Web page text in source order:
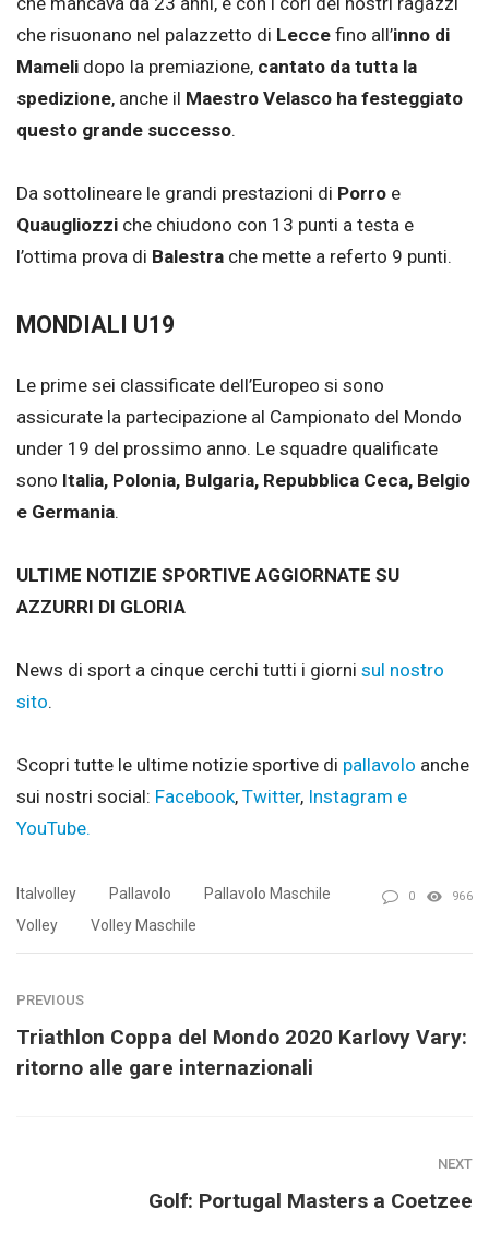
che risuonano nel palazzetto di Lecce fino all’inno di
Mameli dopo la premiazione, cantato da tutta la
spedizione, anche il Maestro Velasco ha festeggiato
questo grande successo.
Da sottolineare le grandi prestazioni di Porro e
Quaugliozzi che chiudono con 13 punti a testa e
l’ottima prova di Balestra che mette a referto 9 punti.
MONDIALI U19
Le prime sei classificate dell’Europeo si sono
assicurate la partecipazione al Campionato del Mondo
under 19 del prossimo anno. Le squadre qualificate
sono Italia, Polonia, Bulgaria, Repubblica Ceca, Belgio
e Germania.
ULTIME NOTIZIE SPORTIVE AGGIORNATE SU
AZZURRI DI GLORIA
News di sport a cinque cerchi tutti i giorni sul nostro
sito.
Scopri tutte le ultime notizie sportive di pallavolo anche
sui nostri social: Facebook, Twitter, Instagram e
YouTube.
Italvolley Pallavolo
Pallavolo Maschile
Volley
Volley Maschile
0 966
PREVIOUS
Triathlon Coppa del Mondo 2020 Karlovy Vary:
ritorno alle gare internazionali
NEXT
Golf: Portugal Masters a Coetzee